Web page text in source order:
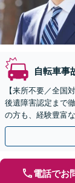
自転車事
【来所不要／全国
後遺障害認定まで
の方も、経験豊富
13拠点】お気軽に
電話でお